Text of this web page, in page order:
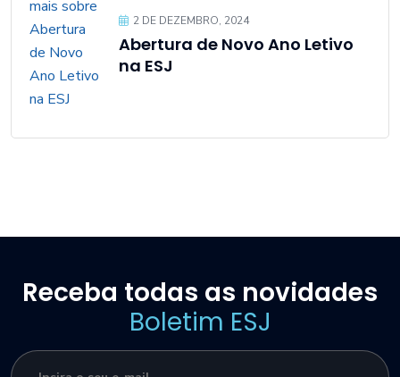
2 DE DEZEMBRO, 2024
Abertura de Novo Ano Letivo
na ESJ
Receba todas as novidades
Boletim ESJ